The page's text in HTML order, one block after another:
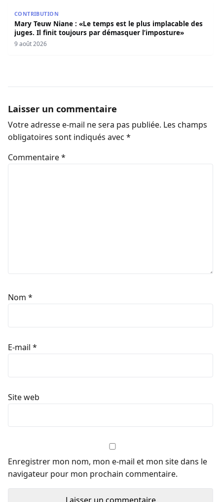
CONTRIBUTION
Mary Teuw Niane : «Le temps est le plus implacable des
juges. Il finit toujours par démasquer l’imposture»
9 août 2026
Laisser un commentaire
Votre adresse e-mail ne sera pas publiée. Les champs
obligatoires sont indiqués avec *
Commentaire*
Nom *
E-mail *
Site web
Enregistrer mon nom, mon e-mail et mon site dans le
navigateur pour mon prochain commentaire.